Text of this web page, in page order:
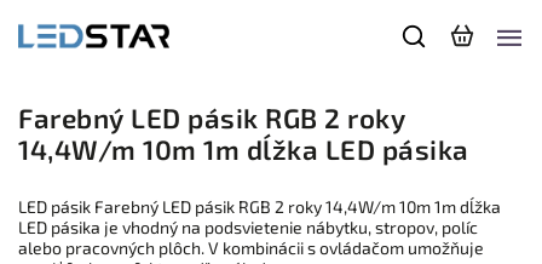
Farebný LED pásik RGB 2 roky
14,4W/m 10m 1m dĺžka LED pásika
LED pásik Farebný LED pásik RGB 2 roky 14,4W/m 10m 1m dĺžka
LED pásika je vhodný na podsvietenie nábytku, stropov, políc
alebo pracovných plôch. V kombinácii s ovládačom umožňuje